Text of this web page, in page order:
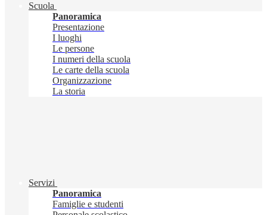
Scuola
Panoramica
Presentazione
I luoghi
Le persone
I numeri della scuola
Le carte della scuola
Organizzazione
La storia
Servizi
Panoramica
Famiglie e studenti